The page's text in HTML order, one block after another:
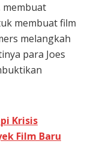
membuat
membuat film
melangkah
para Joes
Krisis
Film Baru